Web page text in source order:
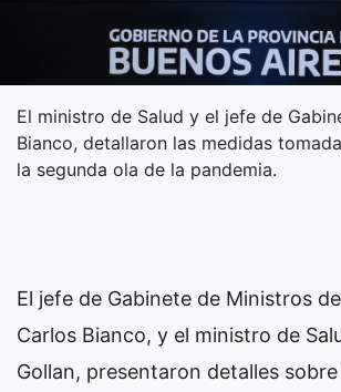
El ministro de Salud y el jefe de
Bianco, detallaron las medidas
la segunda ola de la pandemia.
El jefe de Gabinete de Ministros
Carlos Bianco, y el ministro de
Gollan, presentaron detalles